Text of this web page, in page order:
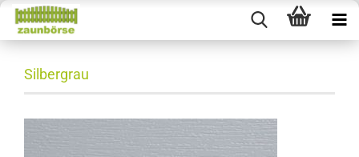
Silbergrau